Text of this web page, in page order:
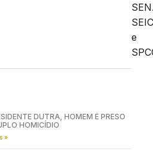
e
DUTRA, HOMEM É PRESO
HOMICÍDIO
»